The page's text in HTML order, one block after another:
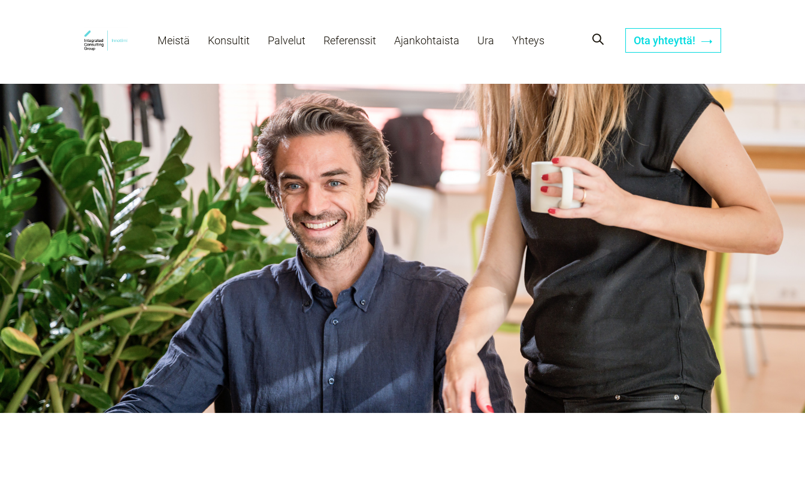
Meistä Konsultit Palvelut Referenssit Ajankohtaista Ura Yhteys Ota yhteyttä!